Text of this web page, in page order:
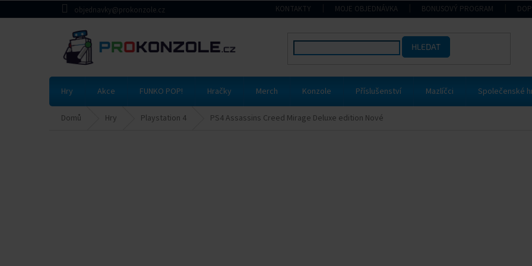
na
objednavky@prokonzole.cz KONTAKTY MOJE OBJEDNÁVKA BONUSOVÝ PROGRAM
HLEDAT
Hry Akce FUNKO POP! Hračky Merch Konzole Příslušenství Mazlíčci Společenské
Domů Hry Playstation 4 PS4 Assassins Creed Mirage Deluxe edition Nové